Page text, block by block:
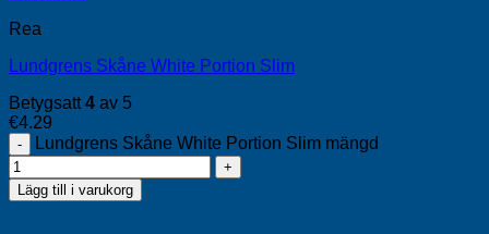
Rea
Lundgrens Skåne White Portion Slim
Betygsatt4 av 5
€4.29
Lundgrens Skåne White Portion Slim mängd
Lägg till i varukorg